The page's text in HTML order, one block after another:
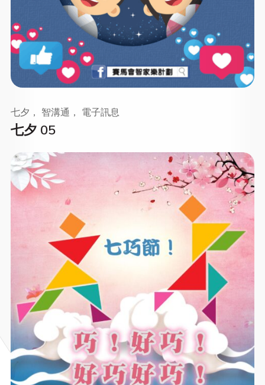
七夕 05
七夕， 智溝通， 電子訊息